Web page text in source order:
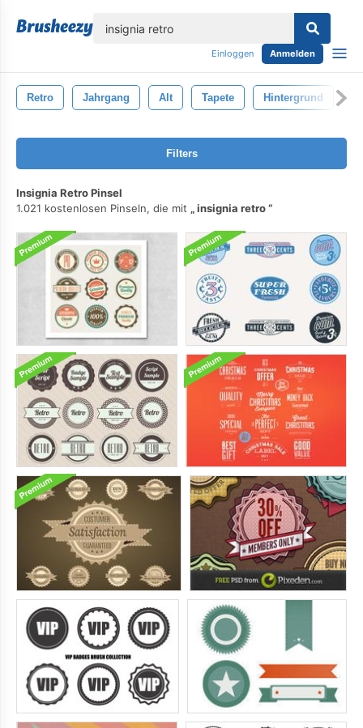
Einloggen Anmelden
Retro Jahrgang Alt Tapete Hintergrund
Filters
Insignia Retro Pinsel
1.021 kostenlosen Pinseln, die mit
insignia retro